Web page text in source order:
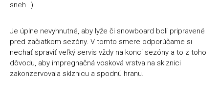
sneh…).
Je úplne nevyhnutné, aby lyže či snowboard boli pripravené
pred začiatkom sezóny. V tomto smere odporúčame si
nechať spraviť veľký servis vždy na konci sezóny a to z toho
dôvodu, aby impregnačná vosková vrstva na sklznici
zakonzervovala sklznicu a spodnú hranu.
O
d
p
o
r
ú